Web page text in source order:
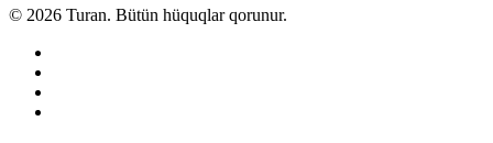
© 2026 Turan. Bütün hüquqlar qorunur.